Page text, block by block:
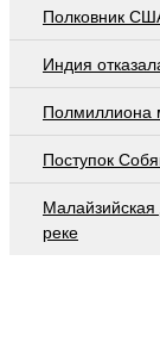
Полковник
Индия
Полмиллиона
Поступок
реке